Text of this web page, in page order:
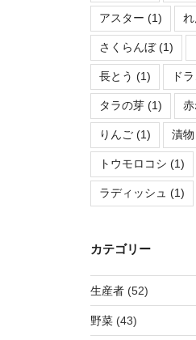
アスター (1)
さくらんぼ(1)
長とう (1) ド
タラの芽 (1)
りんご (1) 漬物
トウモロコシ (1)
ラディッシュ (1)
カテゴリー
生産者 (52)
野菜 (43)